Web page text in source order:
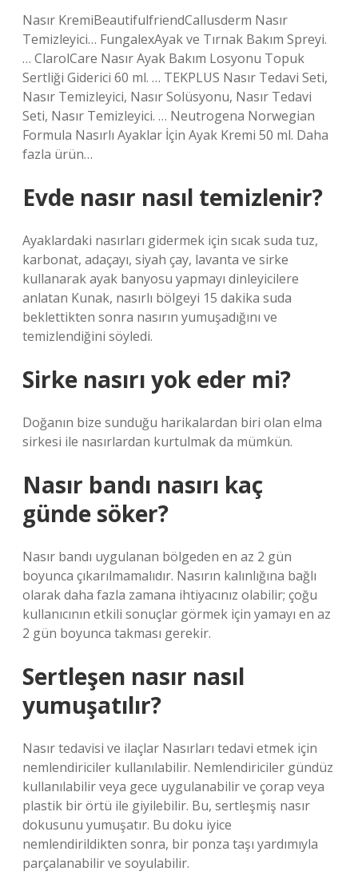
Nasır KremiBeautifulfriendCallusderm Nasır
Temizleyici… FungalexAyak ve Tırnak Bakım Spreyi.
… ClarolCare Nasır Ayak Bakım Losyonu Topuk
Sertliği Giderici 60 ml. … TEKPLUS Nasır Tedavi Seti,
Nasır Temizleyici, Nasır Solüsyonu, Nasır Tedavi
Seti, Nasır Temizleyici. … Neutrogena Norwegian
Formula Nasırlı Ayaklar İçin Ayak Kremi 50 ml. Daha
fazla ürün…
Evde nasır nasıl temizlenir?
Ayaklardaki nasırları gidermek için sıcak suda tuz,
karbonat, adaçayı, siyah çay, lavanta ve sirke
kullanarak ayak banyosu yapmayı dinleyicilere
anlatan Kunak, nasırlı bölgeyi 15 dakika suda
beklettikten sonra nasırın yumuşadığını ve
temizlendiğini söyledi.
Sirke nasırı yok eder mi?
Doğanın bize sunduğu harikalardan biri olan elma
sirkesi ile nasırlardan kurtulmak da mümkün.
Nasır bandı nasırı kaç
günde söker?
Nasır bandı uygulanan bölgeden en az 2 gün
boyunca çıkarılmamalıdır. Nasırın kalınlığına bağlı
olarak daha fazla zamana ihtiyacınız olabilir; çoğu
kullanıcının etkili sonuçlar görmek için yamayı en az
2 gün boyunca takması gerekir.
Sertleşen nasır nasıl
yumuşatılır?
Nasır tedavisi ve ilaçlar Nasırları tedavi etmek için
nemlendiriciler kullanılabilir. Nemlendiriciler gündüz
kullanılabilir veya gece uygulanabilir ve çorap veya
plastik bir örtü ile giyilebilir. Bu, sertleşmiş nasır
dokusunu yumuşatır. Bu doku iyice
nemlendirildikten sonra, bir ponza taşı yardımıyla
parçalanabilir ve soyulabilir.